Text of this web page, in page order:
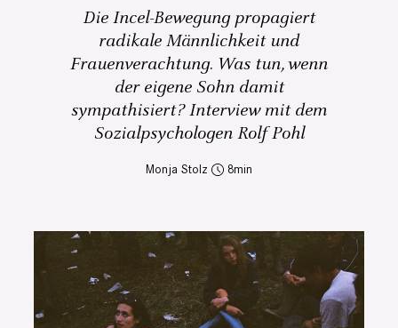
Die Incel-Bewegung propagiert
radikale Männlichkeit und
Frauenverachtung. Was tun, wenn
der eigene Sohn damit
sympathisiert? Interview mit dem
Sozialpsychologen Rolf Pohl
Monja Stolz 8